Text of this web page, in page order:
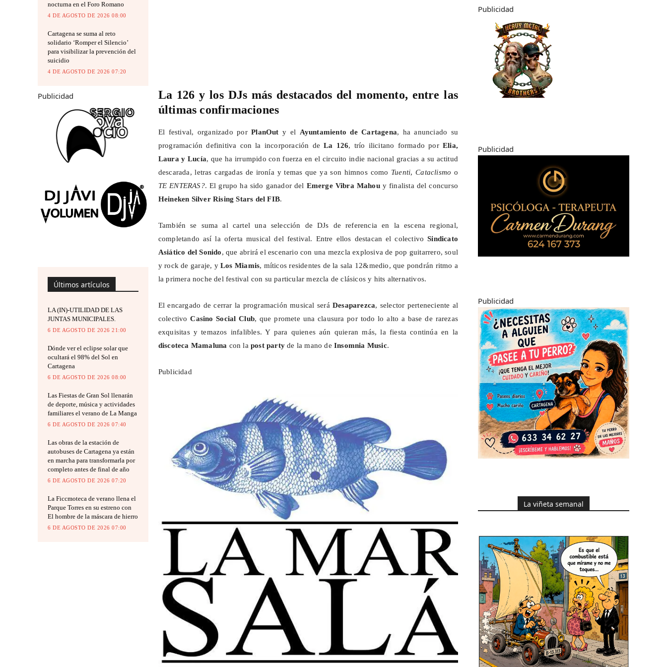
nocturna en el Foro Romano
4 DE AGOSTO DE 2026 08:00
Cartagena se suma al reto
solidario ‘Romper el Silencio’
para visibilizar la prevención del
suicidio
4 DE AGOSTO DE 2026 07:20
Publicidad
Últimos artículos
LA (IN)-UTILIDAD DE LAS
JUNTAS MUNICIPALES.
6 DE AGOSTO DE 2026 21:00
Dónde ver el eclipse solar que
ocultará el 98% del Sol en
Cartagena
6 DE AGOSTO DE 2026 08:00
Las Fiestas de Gran Sol llenarán
de deporte, música y actividades
familiares el verano de La Manga
6 DE AGOSTO DE 2026 07:40
Las obras de la estación de
autobuses de Cartagena ya están
en marcha para transformarla por
completo antes de final de año
6 DE AGOSTO DE 2026 07:20
La Ficcmoteca de verano llena el
Parque Torres en su estreno con
El hombre de la máscara de hierro
6 DE AGOSTO DE 2026 07:00
La 126 y los DJs más destacados del momento, entre las
últimas confirmaciones
El festival, organizado porPlanOut y el Ayuntamiento de Cartagena, ha anunciado su
programación definitiva con la incorporación deLa 126, trío ilicitano formado porElia,
Laura y Lucía, que ha irrumpido con fuerza en el circuito indie nacional gracias a su actitud
descarada, letras cargadas de ironía y temas que ya son himnos como Tuenti,Cataclismo o
TEENTERAS?. El grupo ha sido ganador del EmergeVibra Mahouy finalista del concurso
Heineken Silver Rising Stars del FIB.
También se suma al cartel una selección deDJs de referencia en la escena regional,
completando así la oferta musical del festival. Entre ellos destacan el colectivoSindicato
Asiático del Sonido, que abrirá el escenario con una mezcla explosiva de pop guitarrero,soul
y rock de garaje, yLos Miamis, míticos residentes de la sala 12&medio, que pondrán ritmo a
la primera noche del festival con su particular mezcla de clásicosy hits alternativos.
El encargado de cerrar la programación musical seráDesaparezca, selector perteneciente al
colectivoCasino Social Club, que promete una clausura por todo lo alto a base de rarezas
exquisitas ytemazos infalibles. Y para quienes aún quieran más, la fiesta continúa en la
discoteca Mamaluna conla post party de la mano de Insomnia Music.
Publicidad
Publicidad
Publicidad
Publicidad
La viñeta semanal